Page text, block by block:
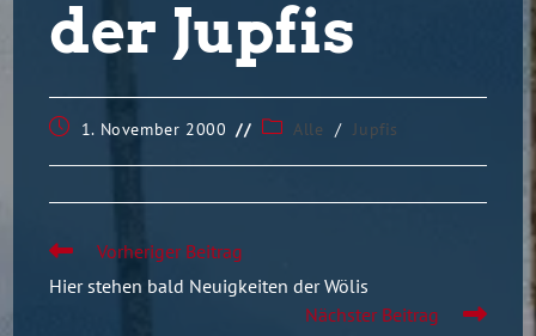
der Jupfis
1. November 2000 Alle / Jupfis
Vorheriger Beitrag
Hier stehen bald Neuigkeiten der Wölis
Nächster Beitrag